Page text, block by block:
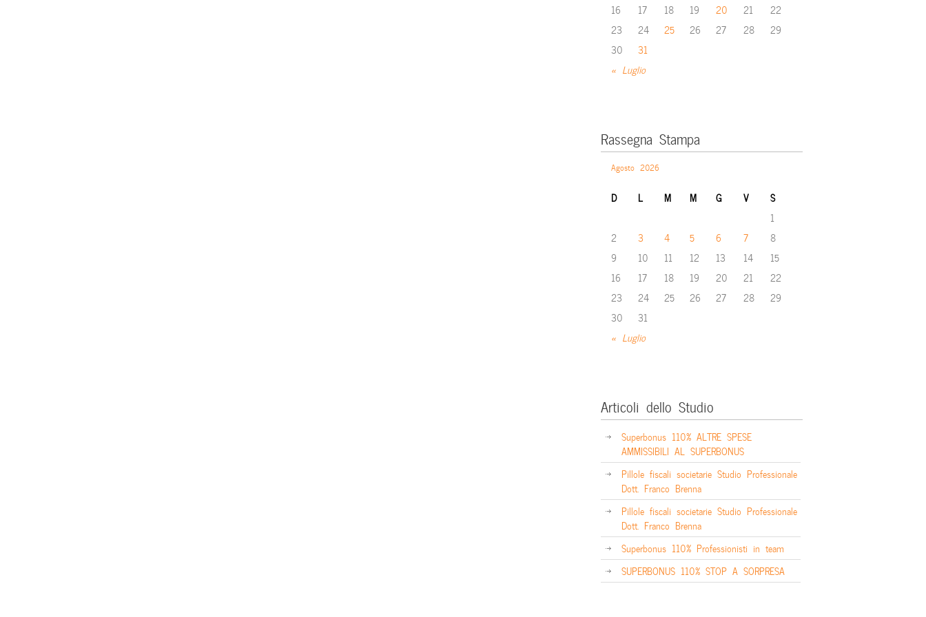
« Luglio
16
17 18 19 20 21
22
23
24 25 26 27 28
29
30
31
Rassegna Stampa
Agosto 2026
D L M M G V S
« Luglio
1
2
3 4 5 6 7
8
9
10 11 12 13 14
15
16
17 18 19 20 21
22
23
24 25 26 27 28
29
30
31
Articoli dello Studio
Superbonus 110% ALTRE SPESE
AMMISSIBILI AL SUPERBONUS
Pillole fiscali societarie Studio Professionale
Dott. Franco Brenna
Pillole fiscali societarie Studio Professionale
Dott. Franco Brenna
Superbonus 110% Professionisti in team
SUPERBONUS 110% STOP A SORPRESA